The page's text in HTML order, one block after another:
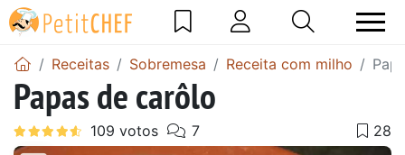
Receitas Sobremesa Receita com milho
Papas de carôlo